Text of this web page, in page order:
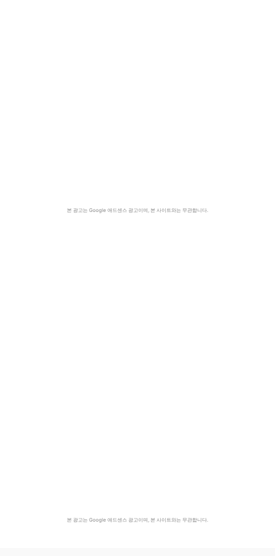
본 광고는 Google 애드센스 광고이며, 본 사이트와는 무관합니다.
본 광고는 Google 애드센스 광고이며, 본 사이트와는 무관합니다.